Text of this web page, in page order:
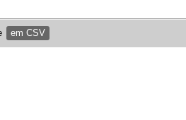
em CSV